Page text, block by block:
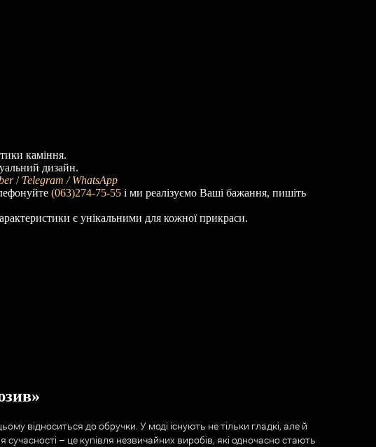
каміння.
дизайн.
/ Telegram / WhatsApp
(063)274-75-55 і ми реалізуємо Ваші бажання, пишіть
є унікальними для кожної прикраси.
відноситься до обручки. У моді існують не тільки гладкі, але й
– це купівля незвичайних виробів, які одночасно стають